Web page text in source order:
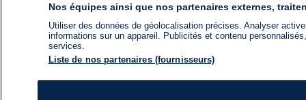
Nos équipes ainsi que nos partenaires externes,
Utiliser des données de géolocalisation précises. Analyser
informations sur un appareil. Publicités et contenu
services.
Liste de nos partenaires (fournisseurs)